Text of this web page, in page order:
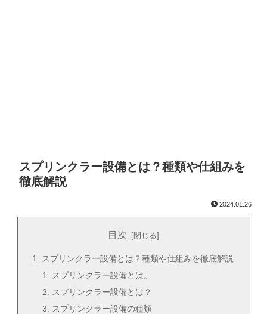
スプリンクラー設備とは？種類や仕組みを
徹底解説
2024.01.26
目次
スプリンクラー設備とは？種類や仕組みを徹底解説
スプリンクラー設備とは。
スプリンクラー設備とは？
スプリンクラー設備の種類